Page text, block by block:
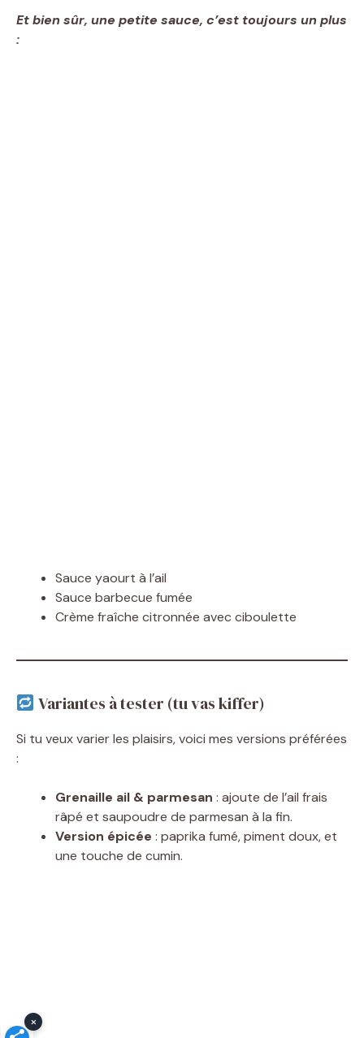
Et bien sûr, une petite sauce, c’est toujours un plus
:
Sauce yaourt à l’ail
Sauce barbecue fumée
Crème fraîche citronnée avec ciboulette
Variantes à tester (tu vas kiffer)
Si tu veux varier les plaisirs, voici mes versions préférées
:
Grenaille ail & parmesan : ajoute de l’ail frais
râpé et saupoudre de parmesan à la fin.
Version épicée : paprika fumé, piment doux, et
une touche de cumin.
×